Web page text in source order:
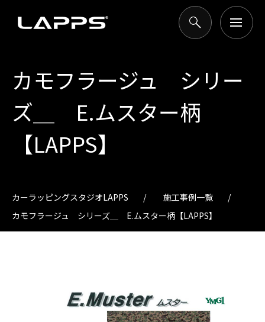
カモフラージュ シリー
ズ＿ E.ムスター柄
【LAPPS】
カーラッピングスタジオLAPPS
施工事例一覧
カモフラージュ シリーズ＿ E.ムスター柄【LAPPS】